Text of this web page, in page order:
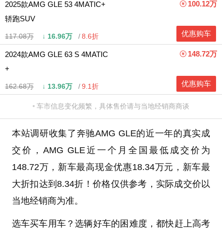
2025款AMG GLE 53 4MATIC+
轿跑SUV
117.08万 ↓ 16.96万 8.6折
100.12万
优惠购车
2024款AMG GLE 63 S 4MATIC
+
162.68万 ↓ 13.96万 9.1折
148.72万
优惠购车
车市信息变化频繁，具体售价请与当地经销商商谈
本站调研收集了奔驰AMG GLE的近一年的真实成
交价，AMG GLE近一个月全国最低成交价为
148.72万，新车最高现金优惠18.34万元，新车最
大折扣达到8.34折！价格仅供参考，实际成交价以
当地经销商为准。
选车买车用车？选辆好车的困难度，都快赶上高考